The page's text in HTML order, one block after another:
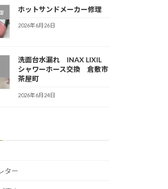
ホットサンドメーカー修理
2026年6月26日
洗面台水漏れ INAX LIXIL
シャワーホース交換 倉敷市
茶屋町
2026年6月24日
ター